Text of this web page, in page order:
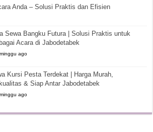
Anda – Solusi Praktis dan Efisien
Sewa Bangku Futura | Solusi Praktis untuk
Acara di Jabodetabek
ago
Kursi Pesta Terdekat | Harga Murah,
& Siap Antar Jabodetabek
ago